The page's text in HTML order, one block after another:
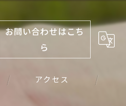
お問い合わせはこち
ら
アクセス